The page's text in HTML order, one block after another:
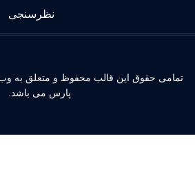
نظرسنجی
حقوق این قالب محفوظ و متعلق به وب
پارس می باشد.